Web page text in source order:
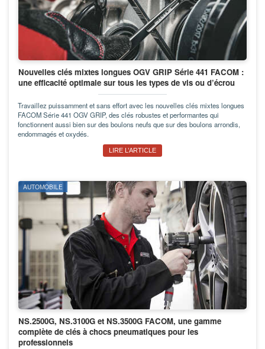
Nouvelles clés mixtes longues OGV GRIP Série 441 FACOM :
une efficacité optimale sur tous les types de vis ou d’écrou
Travaillez puissamment et sans effort avec les nouvelles clés mixtes longues
FACOM Série 441 OGV GRIP, des clés robustes et performantes qui
fonctionnent aussi bien sur des boulons neufs que sur des boulons arrondis,
endommagés et oxydés.
LIRE L’ARTICLE
AUTOMOBILE
NS.2500G, NS.3100G et NS.3500G FACOM, une gamme
complète de clés à chocs pneumatiques pour les
professionnels